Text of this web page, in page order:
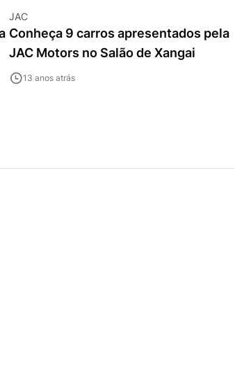
JAC
Conheça 9 carros apresentados pela
JAC Motors no Salão de Xangai
13 anos atrás